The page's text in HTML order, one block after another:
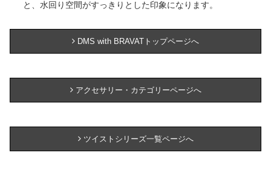
と、水回り空間がすっきりとした印象になります。
DMS with BRAVATトップページへ
アクセサリー・カテゴリーページへ
ツイストシリーズ一覧ページへ